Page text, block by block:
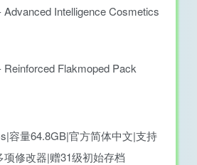
Intelligence Cosmetics
Flakmoped Pack
容量64.8GB|官方简体中文|支持
修改器|赠31级初始存档